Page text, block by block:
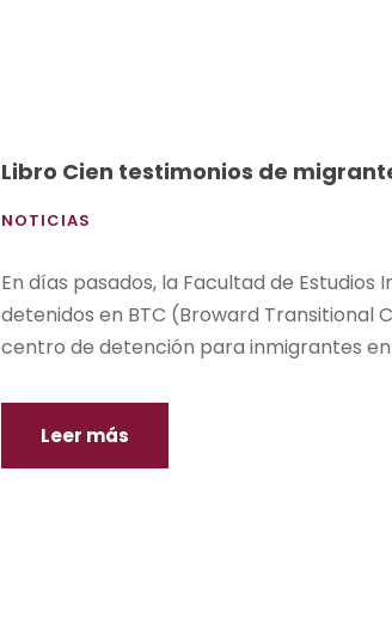
Libro Cien testimonios de
NOTICIAS
En días pasados, la Facultad de
detenidos en BTC (Broward Transitional
centro de detención para inmigrantes en
Leer más